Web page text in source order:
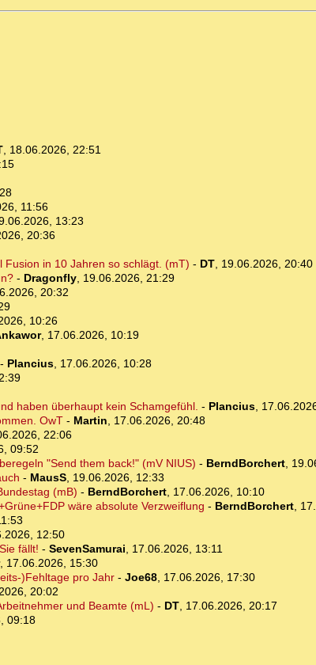
, 18.06.2026, 22:51
11:56
13:23
20:36
in 10 Jahren so schlägt. (mT) - DT, 19.06.2026, 20:40
- Dragonfly, 19.06.2026, 21:29
20:32
10:26
, 17.06.2026, 10:19
- Plancius, 17.06.2026, 10:28
haben überhaupt kein Schamgefühl. - Plancius,
OwT- Martin, 17.06.2026, 20:48
22:06
09:52
"Send them back!" (mV NIUS) - BerndBorchert,
- MausS, 19.06.2026, 12:33
(mB) - BerndBorchert, 17.06.2026, 10:10
wäre absolute Verzweiflung - BerndBorchert,
12:50
fällt! - SevenSamurai, 17.06.2026, 13:11
, 17.06.2026, 15:30
)Fehltage pro Jahr- Joe68, 17.06.2026, 17:30
20:02
und Beamte (mL) - DT, 17.06.2026, 20:17
09:18